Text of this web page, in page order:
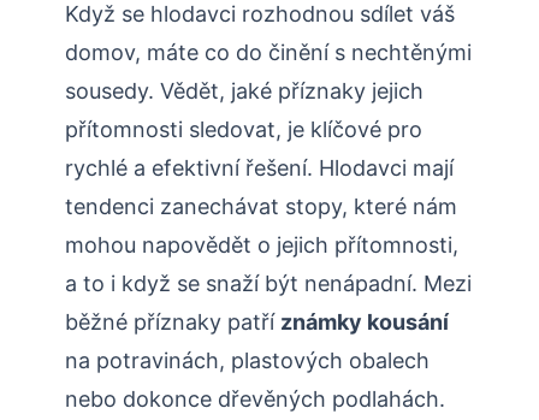
Když se hlodavci ⁤rozhodnou sdílet váš
domov, máte co do činění s⁢ nechtěnými
sousedy. Vědět,‌ jaké příznaky jejich
přítomnosti sledovat, je klíčové⁣ pro
rychlé ⁤a ⁣efektivní řešení. Hlodavci mají
tendenci zanechávat stopy,⁤ které nám
mohou napovědět ‍o ‍jejich přítomnosti,
a to i když⁣ se snaží být nenápadní. Mezi
běžné příznaky patří známky kousání
na potravinách, plastových obalech
nebo dokonce dřevěných podlahách.